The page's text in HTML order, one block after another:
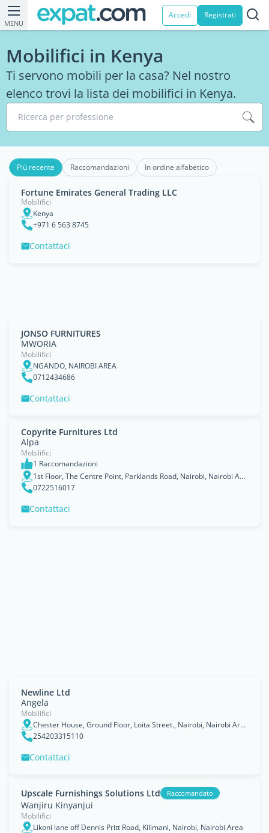
MENU
Accedi Registrati
Mobilifici in Kenya
Ti servono mobili per la casa? Nel nostro
elenco trovi la lista dei mobilifici in Kenya.
Ricerca per professione
Più recente Raccomandazioni In ordine alfabetico
Fortune Emirates General Trading LLC
Mobilifici
Kenya
+971 6 563 8745
Contattaci
JONSO FURNITURES
MWORIA
Mobilifici
NGANDO, NAIROBI AREA
0712434686
Contattaci
Copyrite Furnitures Ltd
Alpa
Mobilifici
1 Raccomandazioni
1st Floor, The Centre Point, Parklands Road, Nairobi, Nairobi Area
0722516017
Contattaci
Newline Ltd
Angela
Mobilifici
Chester House, Ground Floor, Loita Street., Nairobi, Nairobi Area
254203315110
Contattaci
Upscale Furnishings Solutions Ltd Raccomandato
Wanjiru Kinyanjui
Mobilifici
Likoni lane off Dennis Pritt Road, Kilimani, Nairobi, Nairobi Area